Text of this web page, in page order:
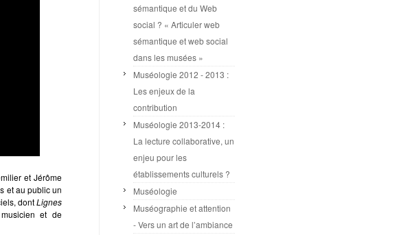
et Jérôme
et au public un
dontLignes
et de
sémantique et du Web
social ? « Articuler web
sémantique et web social
dans les musées »
Muséologie 2012 - 2013 :
Les enjeux de la
contribution
Muséologie 2013-2014 :
La lecture collaborative, un
enjeu pour les
établissements culturels ?
Muséologie
Muséographie et attention
- Vers un art de l’ambiance